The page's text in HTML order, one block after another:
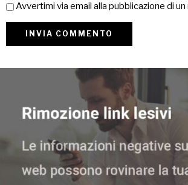
Avvertimi via email alla pubblicazione di